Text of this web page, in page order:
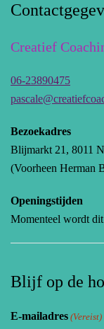
Creatief
06-23890475
Bezoekadres
Blijmarkt 21, 8011
(Voorheen Herman
Openingstijden
Momenteel wordt
Blijf op de
E-mailadres (Vereist)